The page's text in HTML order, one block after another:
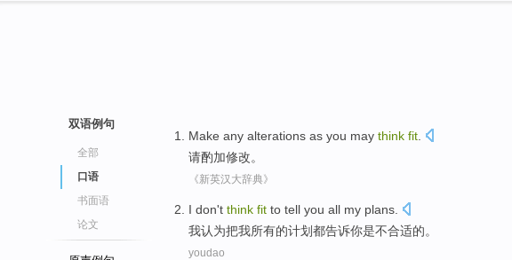
双语例句
全部
口语
书面语
论文
Make any alterations as you may think fit
请酌加修改。
《新英汉大辞典》
I don't think fit to tell you all my plans
我认为把我所有的计划都告诉你是不合适的。
youdao